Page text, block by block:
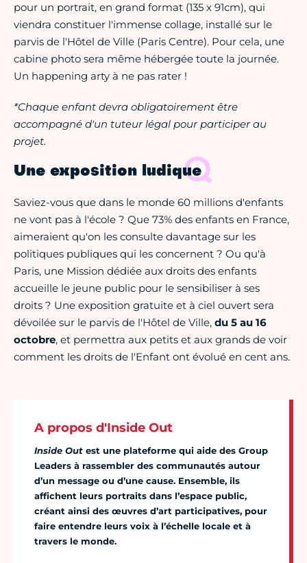
pour un portrait, en grand format (135 x 91cm), qui
viendra constituer l'immense collage, installé sur le
parvis de l'Hôtel de Ville (Paris Centre). Pour cela, une
cabine photo sera même hébergée toute la journée.
Un happening arty à ne pas rater !
*Chaque enfant devra obligatoirement être
accompagné d'un tuteur légal pour participer au
projet.
Une exposition ludique
Saviez-vous que dans le monde 60 millions d'enfants
ne vont pas à l'école ? Que 73% des enfants en France,
aimeraient qu'on les consulte davantage sur les
politiques publiques qui les concernent ? Ou qu'à
Paris, une Mission dédiée aux droits des enfants
accueille le jeune public pour le sensibiliser à ses
droits ? Une exposition gratuite et à ciel ouvert sera
dévoilée sur le parvis de l'Hôtel de Ville, du 5 au 16
octobre, et permettra aux petits et aux grands de voir
comment les droits de l'Enfant ont évolué en cent ans.
A propos d'Inside Out
Inside Out est une plateforme qui aide des Group
Leaders à rassembler des communautés autour
d’un message ou d’une cause. Ensemble, ils
affichent leurs portraits dans l’espace public,
créant ainsi des œuvres d’art participatives, pour
faire entendre leurs voix à l’échelle locale et à
travers le monde.